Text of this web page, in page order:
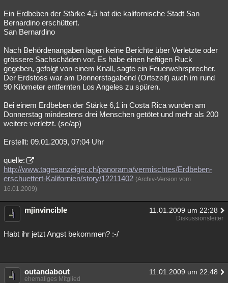
Ein Erdbeben der Stärke 4,5 hat die kalifornische Stadt San
Bernardino erschüttert.
San Bernardino
Nach Behördenangaben lagen keine Berichte über Verletzte oder
grössere Sachschäden vor. Es habe einen heftigen Ruck
gegeben, gefolgt von einem Knall, sagte ein Feuerwehrsprecher.
Der Erdstoss war am Donnerstagabend (Ortszeit) auch im rund
90 Kilometer entfernten Los Angeles zu spüren.
Bei einem Erdbeben der Stärke 6,1 in Costa Rica wurden am
Donnerstag mindestens drei Menschen getötet und mehr als 200
weitere verletzt. (se/ap)
Erstellt: 09.01.2009, 07:04 Uhr
quelle:
http://www.tagesanzeiger.ch/panorama/vermischtes/Erdbeben-
erschuettert-Kalifornien/story/12211402 (Archiv-Version vom
16.01.2009)
mjinvincible 11.01.2009 um 22:28
Diskussionsleiter
Habt ihr jetzt Angst bekommen? :-/
outandabout 11.01.2009 um 22:48
ehemaliges Mitglied